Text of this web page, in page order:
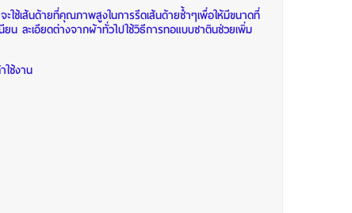
ช้เส้นด้ายที่คุณภาพสูงในการรีดเส้นด้ายซ้ำๆเพื่อให้มีขนาดที่
ะเอียดต่างจากผ้าทั่วไปใช้วิธีการทอแบบซาตินช่วยเพิ่ม
ช้งาน